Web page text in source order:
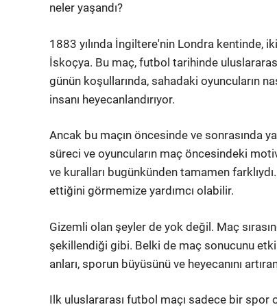
neler yaşandı?
1883 yılında İngiltere'nin Londra kentinde,
İskoçya. Bu maç, futbol tarihinde
günün koşullarında, sahadaki oyuncuların
insanı heyecanlandırıyor.
Ancak bu maçın öncesinde ve sonrasında
süreci ve oyuncuların maç öncesindeki
ve kuralları bugünkünden tamamen
ettiğini görmemize yardımcı olabilir.
Gizemli olan şeyler de yok değil. Maç
şekillendiği gibi. Belki de maç sonucunu
anları, sporun büyüsünü ve heyecanını
Ilk uluslararası futbol maçı sadece bir spor